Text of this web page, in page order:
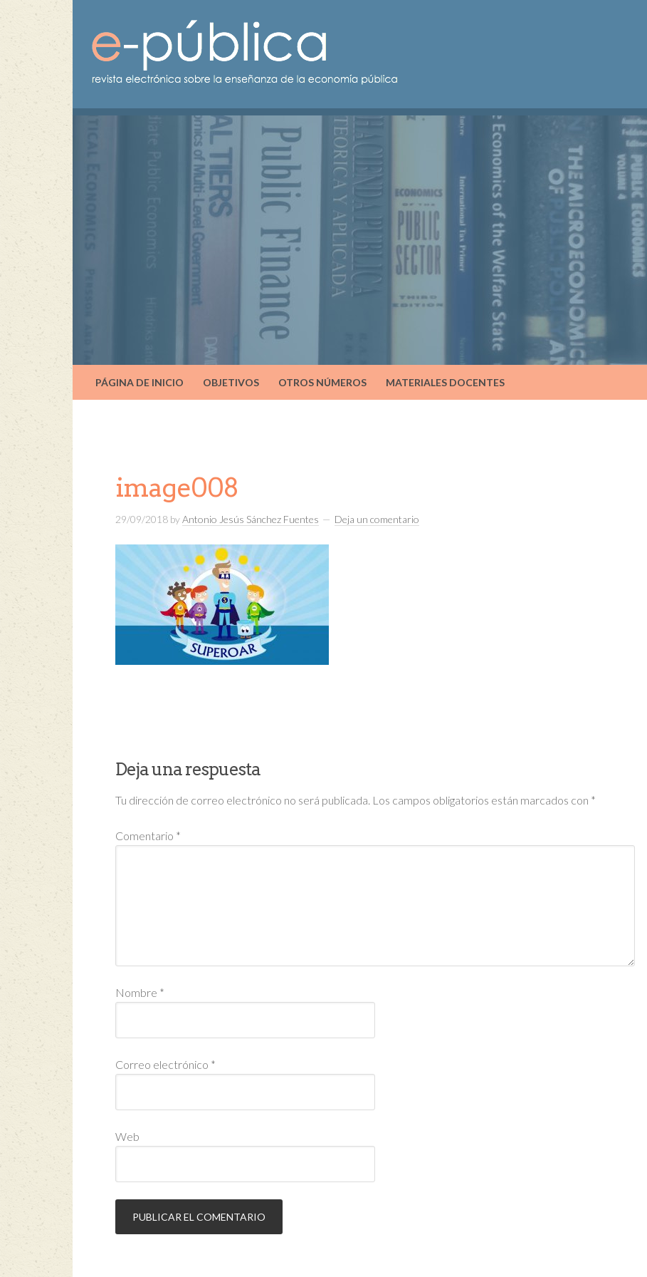
PÁGINA DE INICIO OBJETIVOS OTROS NÚMEROS MATERIALES DOCENTES
image008
29/09/2018 byAntonio Jesús Sánchez Fuentes Deja un comentario
Deja una respuesta
Tu dirección de correo electrónico no será publicada. Los campos obligatorios están marcados con *
Comentario *
Nombre *
Correo electrónico *
Web